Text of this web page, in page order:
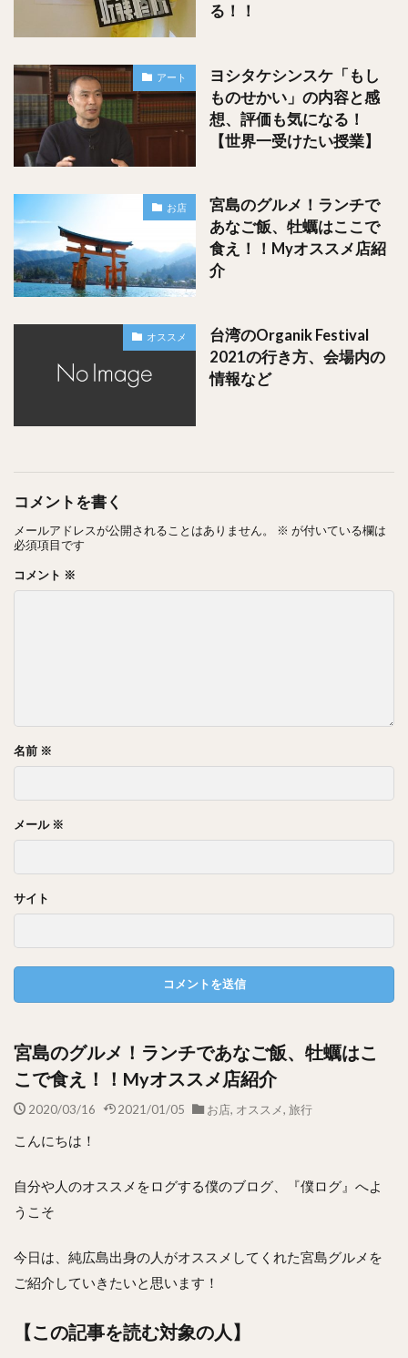
る！！
アート
ヨシタケシンスケ「もし
ものせかい」の内容と感
想、評価も気になる！
【世界一受けたい授業】
お店
宮島のグルメ！ランチで
あなご飯、牡蠣はここで
食え！！Myオススメ店紹
介
オススメ
台湾のOrganik Festival
2021の行き方、会場内の
情報など
コメントを書く
メールアドレスが公開されることはありません。 ※ が付いている欄は
必須項目です
コメント ※
名前 ※
メール ※
サイト
宮島のグルメ！ランチであなご飯、牡蠣はこ
こで食え！！Myオススメ店紹介
2020/03/16 2021/01/05 お店, オススメ, 旅行
こんにちは！
自分や人のオススメをログする僕のブログ、『僕ログ』へよ
うこそ
今日は、純広島出身の人がオススメしてくれた宮島グルメを
ご紹介していきたいと思います！
【この記事を読む対象の人】